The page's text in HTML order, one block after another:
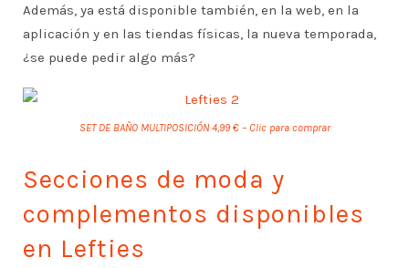
Además, ya está disponible también, en la web, en la
aplicación y en las tiendas físicas, la nueva temporada,
¿se puede pedir algo más?
SET DE BAÑO MULTIPOSICIÓN 4,99 € – Clic para comprar
Secciones de moda y
complementos disponibles
en Lefties